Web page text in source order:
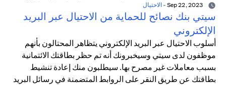
- الاحتيال
سيتي بنك نصائح للحماية من الاحتيال عبر البريد
الإلكتروني
أسلوب الاحتيال عبر البريد الإلكتروني يتظاهر المحتالون بأنهم
موظفون لدى سيتي وسيخبرونك أنه تم حظر بطاقتك الائتمانية
بسبب معاملات غير مصرح بها. سيطلبون منك إعادة تنشيط
بطاقتك عن طريق النقر على الروابط المتضمنة في رسائل البريد